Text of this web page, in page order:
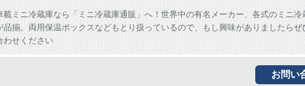
載ミニ冷蔵庫なら「ミニ冷蔵庫通販」へ！世界中の有名メーカー、各式のミニ冷
品揃。両用保温ボックスなどもとり扱っているので、もし興味がありましたらぜ
わせください
お問い